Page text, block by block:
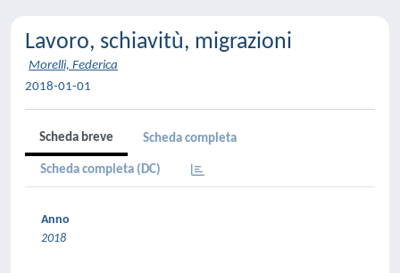
Lavoro, schiavitù, migrazioni
Morelli, Federica
2018-01-01
Scheda breve Scheda completa
Scheda completa (DC)
Anno
2018